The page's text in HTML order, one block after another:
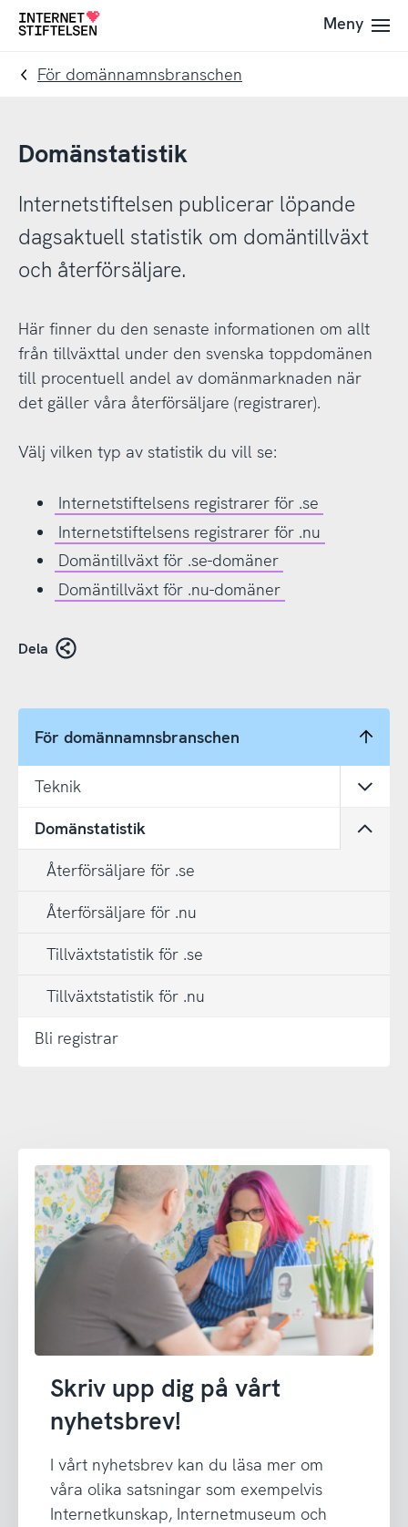
Till
navigering
Till
innehåll
Till
Meny
För domännamnsbranschen
Domänstatistik
Internetstiftelsen publicerar löpande
dagsaktuell statistik om domäntillväxt
och återförsäljare.
Här finner du den senaste informationen om allt
från tillväxttal under den svenska toppdomänen
till procentuell andel av domänmarknaden när
det gäller våra återförsäljare (registrarer).
Välj vilken typ av statistik du vill se:
Internetstiftelsens registrarer för .se
Internetstiftelsens registrarer för .nu
Domäntillväxt för .se-domäner
Domäntillväxt för .nu-domäner
Dela
För domännamnsbranschen
Teknik
Domänstatistik
Återförsäljare för .se
Återförsäljare för .nu
Tillväxtstatistik för .se
Tillväxtstatistik för .nu
Bli registrar
Skriv upp dig på vårt
nyhetsbrev!
I vårt nyhetsbrev kan du läsa mer om
våra olika satsningar som exempelvis
Internetkunskap, Internetmuseum och